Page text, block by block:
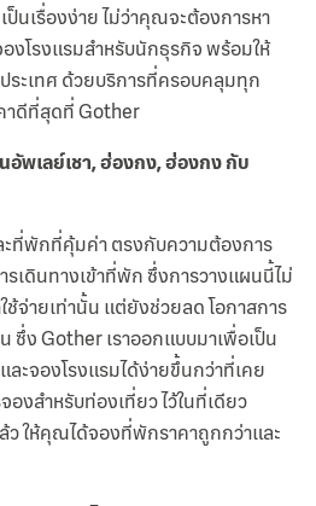
นเรื่องง่าย ไม่ว่าคุณจะต้องการหา
งโรงแรมสำหรับนักธุรกิจ พร้อมให้
ะเทศ ด้วยบริการที่ครอบคลุมทุก
าดีที่สุดที่ Gother
พเลย์เชา, ฮ่องกง, ฮ่องกง กับ
ที่พักที่คุ้มค่า ตรงกับความต้องการ
เดินทางเข้าที่พัก ซึ่งการวางแผนนี้ไม่
จ่ายเท่านั้น แต่ยังช่วยลด โอกาสการ
ง Gother เราออกแบบมาเพื่อเป็น
จองโรงแรมได้ง่ายขึ้นกว่าที่เคย
งสำหรับท่องเที่ยว ไว้ในที่เดียว
ว ให้คุณได้จองที่พักราคาถูกกว่าและ